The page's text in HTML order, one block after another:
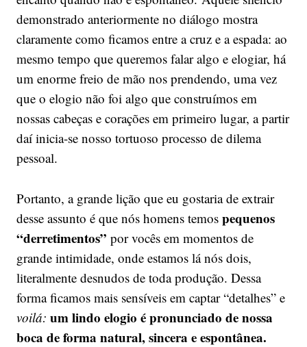
demonstrado anteriormente no diálogo mostra
claramente como ficamos entre a cruz e a espada: ao
mesmo tempo que queremos falar algo e elogiar, há
um enorme freio de mão nos prendendo, uma vez
que o elogio não foi algo que construímos em
nossas cabeças e corações em primeiro lugar, a partir
daí inicia-se nosso tortuoso processo de dilema
pessoal.
Portanto, a grande lição que eu gostaria de extrair
desse assunto é que nós homens temos pequenos
“derretimentos” por vocês em momentos de
grande intimidade, onde estamos lá nós dois,
literalmente desnudos de toda produção. Dessa
forma ficamos mais sensíveis em captar “detalhes” e
voilá: um lindo elogio é pronunciado de nossa
boca de forma natural, sincera e espontânea.